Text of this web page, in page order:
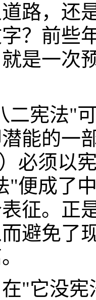
路，还
？前些
是一次
二宪法"
能的一
必须以
"便成了
征。正
避免了
"它没